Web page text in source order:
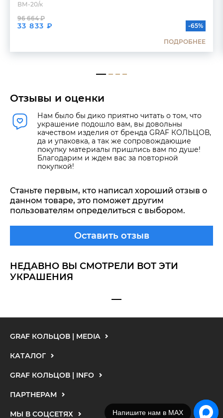
ВМ-20/к
33 833 ₽
96 664 ₽
-65%
ПОДРОБНЕЕ
Отзывы и оценки
Нам было бы дико приятно читать о том, что
украшение подошло вам, вы довольны
качеством изделия от бренда GRAF КОЛЬЦОВ,
да и упаковка, а так же сопровождающие
покупку материалы пришлись вам по душе!
Благодарим и ждем вас за повторной
покупкой!
Оставить отзыв
Станьте первым, кто написал хороший отзыв о
данном товаре, это поможет другим
пользователям определиться с выбором.
НЕДАВНО ВЫ СМОТРЕЛИ ВОТ ЭТИ
УКРАШЕНИЯ
GRAF КОЛЬЦОВ | MEDIA
КАТАЛОГ
GRAF КОЛЬЦОВ | INFO
ПАРТНЕРАМ
МЫ В СОЦСЕТЯХ Напишите нам в MAX